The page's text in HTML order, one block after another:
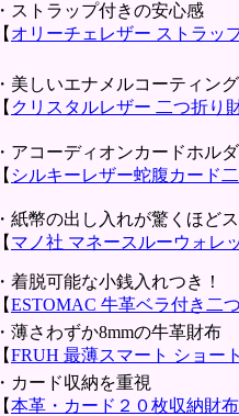
・ストラップ付きの安心感
【 オリーチェレザー ストラッ
・美しいエナメルコーティング
【 クリスタルレザー 二つ折り
・アコーディオンカードホル
【 シルキーレザー蛇腹カード
・紙幣の出し入れが驚くほど
【 マノ社 マネースルーウォレ
・着脱可能な小銭入れつき！
【ESTOMAC 牛革ベラ付き二
・薄さわずか8mmの牛革財布
【FRUH 最薄スマート ショー
・カード収納を重視
【本革・カード２０枚収納財布